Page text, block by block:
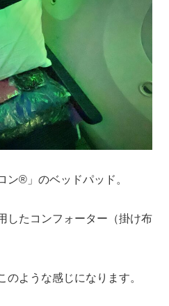
ン®」のベッドパッド。
したコンフォーター（掛け布
のような感じになります。